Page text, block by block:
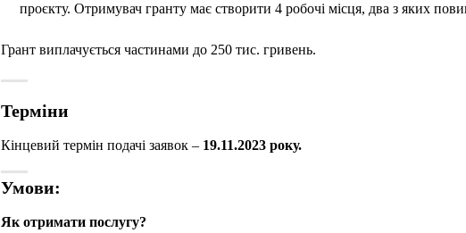
проєкту. Отримувач гранту має створити 4 робочі місця, два з яких
Грант виплачується частинами до 250 тис. гривень.
Терміни
Кінцевий термін подачі заявок – 19.11.2023 року.
Умови:
Як отримати послугу?